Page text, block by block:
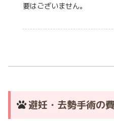
要はございません。
避妊・去勢手術の